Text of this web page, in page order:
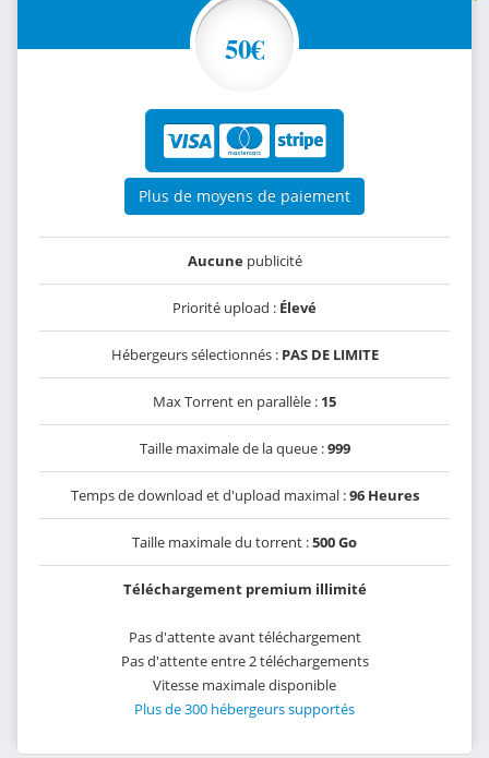
50€
Plus de moyens de paiement
Aucunepublicité
Priorité upload : Élevé
Hébergeurs sélectionnés : PAS DE LIMITE
Max Torrent en parallèle : 15
Taille maximale de la queue :999
Temps de download et d'upload maximal :96 Heures
Taille maximale du torrent :500 Go
Téléchargement premium illimité
Pas d'attente avant téléchargement
Pas d'attente entre 2 téléchargements
Vitesse maximale disponible
Plus de 300 hébergeurs supportés